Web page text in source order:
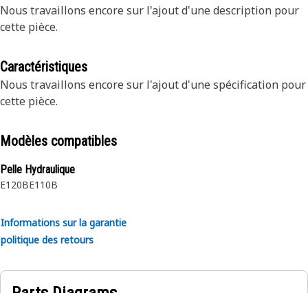
Nous travaillons encore sur l'ajout d'une description pour
cette pièce.
Caractéristiques
Nous travaillons encore sur l'ajout d'une spécification pour
cette pièce.
Modèles compatibles
Pelle Hydraulique
E120BE110B
Informations sur la garantie
politique des retours